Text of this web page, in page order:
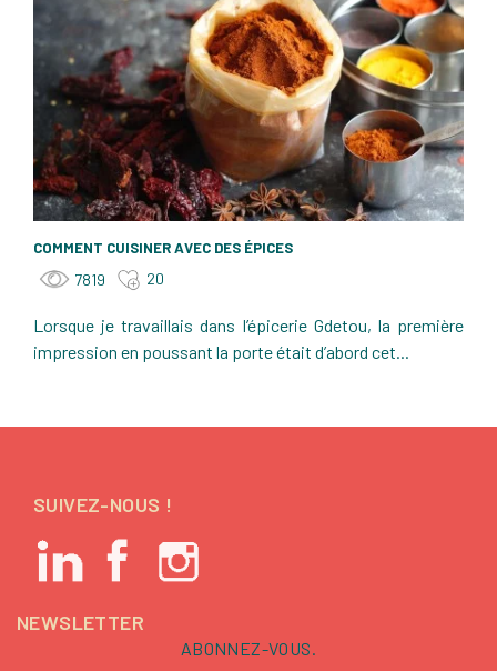
COMMENT CUISINER AVEC DES ÉPICES
7819 20
Lorsque je travaillais dans l’épicerie Gdetou, la première
impression en poussant la porte était d’abord cet...
SUIVEZ-NOUS !
NEWSLETTER
ABONNEZ-VOUS.